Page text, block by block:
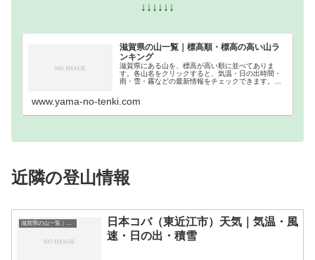
↓↓↓↓↓↓
滋賀県の山一覧｜標高順・標高の高い山ラ
ンキング
滋賀県にある山を、標高が高い順に並べてありま
す。各山名をクリックすると、気温・日の出時間・
雨・雪・霧などの最新情報をチェックできます。滋
www.yama-no-tenki.com
近隣の登山情報
滋賀県の山一覧｜標高順・標高の高い山ランキング
日本コバ（東近江市）天気｜気温・風
速・日の出・積雪